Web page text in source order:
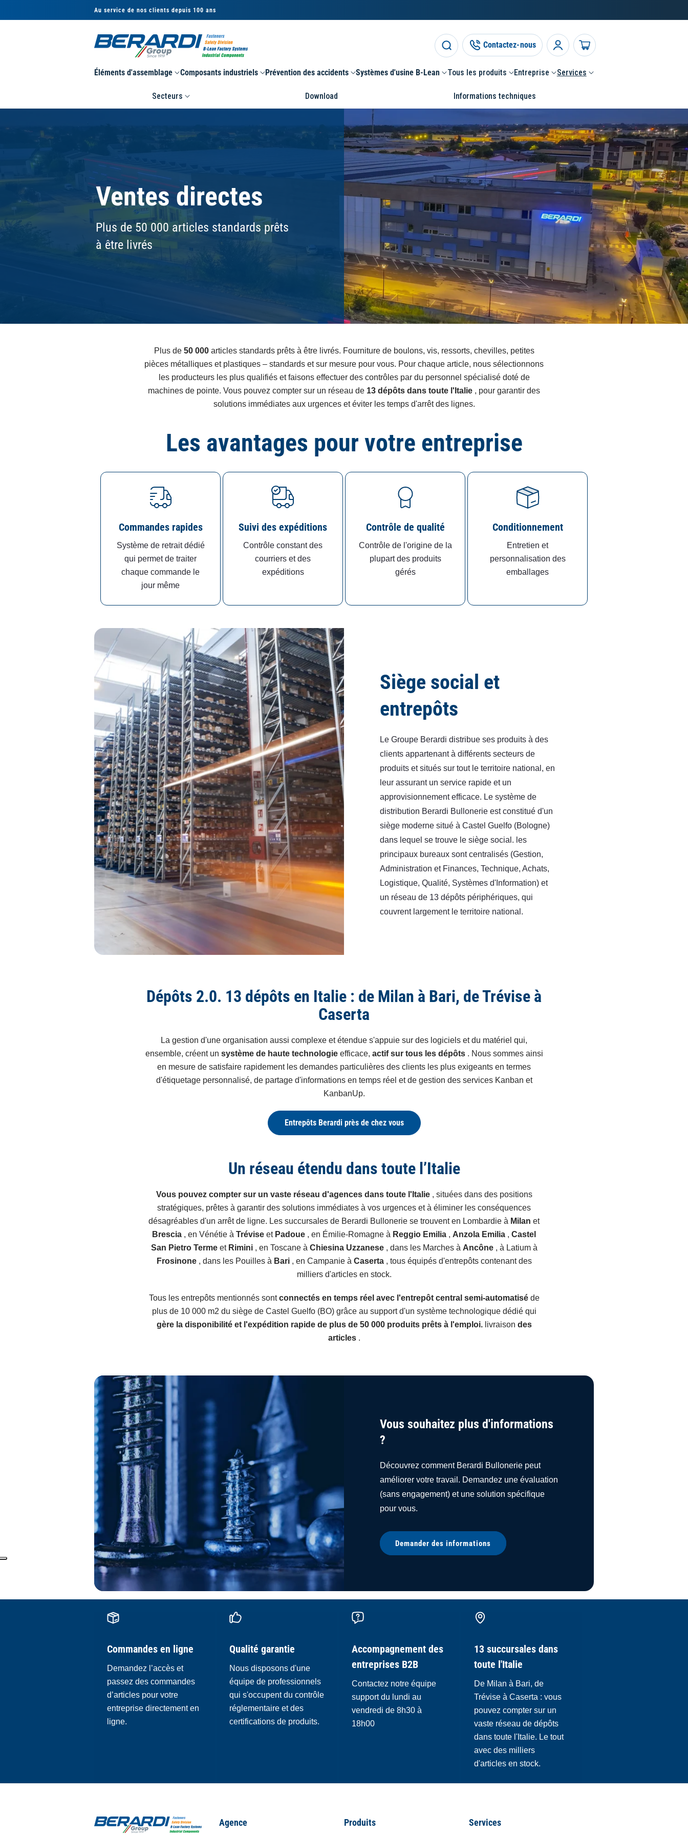
au
Au service de nos clients depuis 100 ans
Éléments d'assemblage Composants industriels Prévention des accidents Systèmes d'usine B-Lean Tous les produits Entreprise Services
Secteurs Download Informations techniques
Contactez-nous ConnexionPanier
Ventes directes
Plus de 50 000 articles standards prêts
à être livrés
Plus de 50 000articles standards prêts à être livrés. Fourniture de boulons, vis, ressorts, chevilles, petites
pièces métalliques et plastiques – standards et sur mesure pour vous. Pour chaque article, nous sélectionnons
les producteurs les plus qualifiés et faisons effectuer des contrôles par du personnel spécialisé doté de
machines de pointe. Vous pouvez compter sur un réseau de 13 dépôts dans toute l'Italie , pour garantir des
solutions immédiates aux urgences et éviter les temps d'arrêt des lignes.
Les avantages pour votre entreprise
Commandes rapides
Système de retrait dédié
qui permet de traiter
chaque commande le
jour même
Suivi des expéditions
Contrôle constant des
courriers et des
expéditions
Contrôle de qualité
Contrôle de l'origine de la
plupart des produits
gérés
Conditionnement
Entretien et
personnalisation des
emballages
Siège social et
entrepôts
Le Groupe Berardi distribue ses produits à des
clients appartenant à différents secteurs de
produits et situés sur tout le territoire national, en
leur assurant un service rapide et un
approvisionnement efficace. Le système de
distribution Berardi Bullonerie est constitué d'un
siège moderne situé à Castel Guelfo (Bologne)
dans lequel se trouve le siège social. les
principaux bureaux sont centralisés (Gestion,
Administration et Finances, Technique, Achats,
Logistique, Qualité, Systèmes d'Information) et
un réseau de 13 dépôts périphériques, qui
couvrent largement le territoire national.
Dépôts 2.0. 13 dépôts en Italie : de Milan à Bari, de Trévise à
Caserta
La gestion d'une organisation aussi complexe et étendue s'appuie sur des logiciels et du matériel qui,
ensemble, créent un système de haute technologieefficace, actif sur tous les dépôts. Nous sommes ainsi
en mesure de satisfaire rapidement les demandes particulières des clients les plus exigeants en termes
d'étiquetage personnalisé, de partage d'informations en temps réel et de gestion des services Kanban et
KanbanUp.
Entrepôts Berardi près de chez vous
Un réseau étendu dans toute l’Italie
Vous pouvez compter sur un vaste réseau d'agences dans toute l'Italie, situées dans des positions
stratégiques, prêtes à garantir des solutions immédiates à vos urgences et à éliminer les conséquences
désagréables d'un arrêt de ligne. Les succursales de Berardi Bullonerie se trouvent en Lombardie à Milan et
Brescia , en Vénétie à Trévise et Padoue , en Émilie-Romagne à Reggio Emilia , Anzola Emilia , Castel
San Pietro Termeet Rimini, en Toscane à Chiesina Uzzanese, dans les Marches à Ancône, à Latium à
Frosinone, dans les Pouilles à Bari, en Campanie à Caserta, tous équipés d'entrepôts contenant des
milliers d'articles en stock.
Tous les entrepôts mentionnés sontconnectés en temps réel avec l'entrepôt central semi-automatiséde
plus de 10 000 m2 du siège de Castel Guelfo (BO) grâce au support d'un système technologique dédié qui
gère la disponibilité et l'expédition rapide de plus de 50 000 produits prêts à l'emploi.livraison des
articles.
Vous souhaitez plus d'informations
?
Découvrez comment Berardi Bullonerie peut
améliorer votre travail. Demandez une évaluation
(sans engagement) et une solution spécifique
pour vous.
Demander des informations
Commandes en ligne
Demandez l’accès et
passez des commandes
d’articles pour votre
entreprise directement en
ligne.
Qualité garantie
Nous disposons d'une
équipe de professionnels
qui s'occupent du contrôle
réglementaire et des
certifications de produits.
Accompagnement des
entreprises B2B
Contactez notre équipe
support du lundi au
vendredi de 8h30 à
18h00
13 succursales dans
toute l'Italie
De Milan à Bari, de
Trévise à Caserta : vous
pouvez compter sur un
vaste réseau de dépôts
dans toute l'Italie. Le tout
avec des milliers
d'articles en stock.
Agence Produits Services